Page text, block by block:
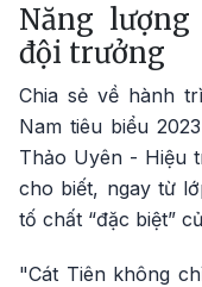
Năng
đội trưởng
Chia sẻ về hành
Nam tiêu biểu
Thảo Uyên - Hiệu
cho biết, ngay từ
tố chất “đặc biệt”
"Cát Tiên không